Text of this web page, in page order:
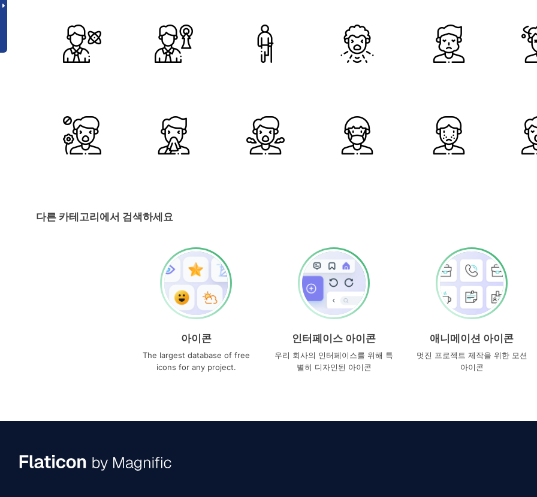
다른 카테고리에서 검색하세요
아이콘
The largest database of free
icons for any project.
인터페이스 아이콘
우리 회사의 인터페이스를 위해 특
별히 디자인된 아이콘
애니메이션 아이콘
멋진 프로젝트 제작을 위한 모션
아이콘